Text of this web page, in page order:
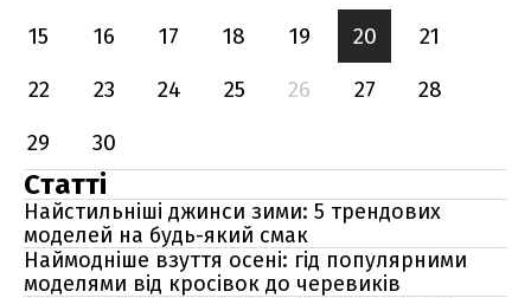
15
16 17 18 19 20
21
22
23 24 25 26 27
28
29
30
Статті
Найстильніші джинси зими: 5 трендових
моделей на будь-який смак
Наймодніше взуття осені: гід популярними
моделями від кросівок до черевиків